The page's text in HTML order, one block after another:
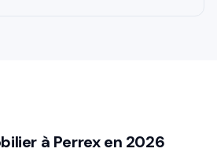
à Perrex en 2026